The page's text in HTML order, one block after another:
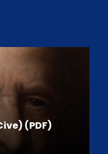
(PDF)